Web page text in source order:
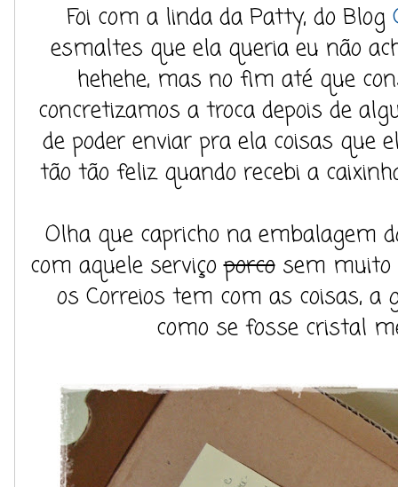
Foi com a linda da Patty, do Blog
esmaltes que ela queria eu não
hehehe, mas no fim até que
concretizamos a troca depois de
de poder enviar pra ela coisas que
tão tão feliz quando recebi a
Olha que capricho na embalagem
com aquele serviçoporcosem muito
os Correios tem com as coisas,
como se fosse cristal